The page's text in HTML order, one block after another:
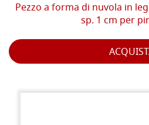
Pezzo a forma di nuvola in
sp. 1 cm per